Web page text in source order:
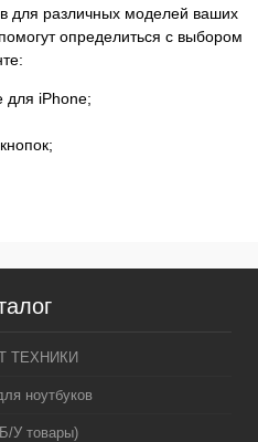
для различных моделей ваших
определиться с выбором
для iPhone;
ТЕХНИКИ
ноутбуков
У товары)